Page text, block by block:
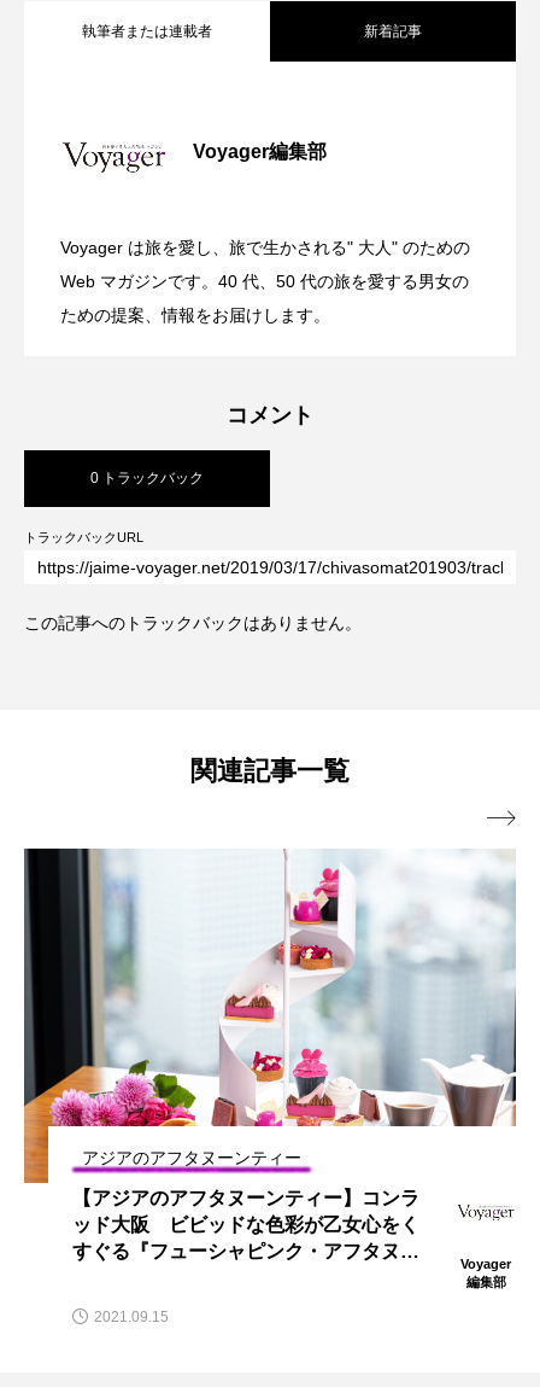
執筆者または連載者 新着記事
Voyager編集部
Voyager は旅を愛し、旅で生かされる" 大人" のための
Web マガジンです。40 代、50 代の旅を愛する男女の
ための提案、情報をお届けします。
Resort 東京ベイ舞浜
今年の夏はラグジュアリーなBBQ体験
2026.07.26 渋谷の真ん中に誕生！築50年のヴィンテ
ンバージョンが際立つSHIFT HOTEL
コメント
0 トラックバック
トラックバックURL
この記事へのトラックバックはありません。
関連記事一覧
アジアのアフタヌーンティー
【アジアのアフタヌーンティー】コンラ
ッド大阪 ビビッドな色彩が乙女心をく
すぐる『フューシャピンク・アフタヌー
Voyager
編集部
2021.09.15
